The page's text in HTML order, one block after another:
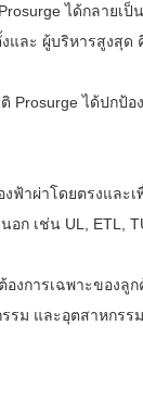
ได้กลายเ
ละ ผู้บริหารสูงสุด
Prosurge ได้ปกป้
าผ่าโดยตรงและ
ก เช่น UL, ETL,
การเฉพาะของลูก
รม และอุตสาหกร